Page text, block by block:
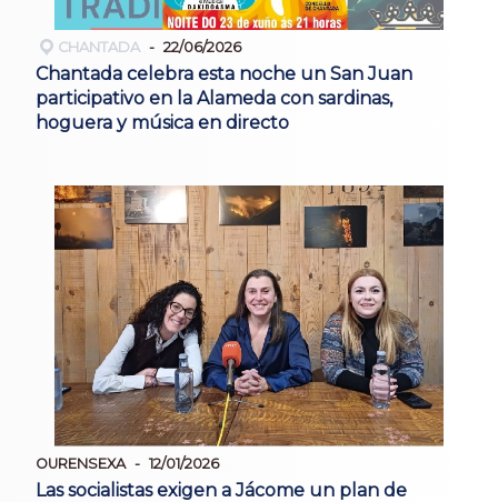
CHANTADA 22/06/2026
Chantada celebra esta noche un San Juan
participativo en la Alameda con sardinas,
hoguera y música en directo
OURENSEXA 12/01/2026
Las socialistas exigen a Jácome un plan de